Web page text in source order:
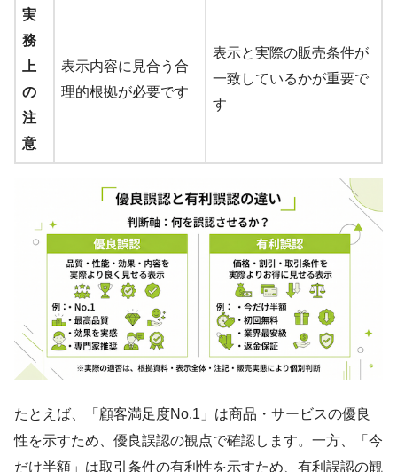
実
務
上
の
注
意
表示内容に見合う合
理的根拠が必要です
表示と実際の販売条件が
一致しているかが重要で
す
たとえば、「顧客満足度No.1」は商品・サービスの優良
性を示すため、優良誤認の観点で確認します。一方、「今
だけ半額」は取引条件の有利性を示すため、有利誤認の観